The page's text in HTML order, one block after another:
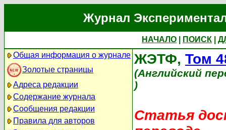
Журнал
НАЧАЛО ПОИСК
Общая информация о журнале
Золотые страницы
Адреса редакции
Содержание журнала
Сообщения редакции
Правила для авторов
ЖЭТФ, Том
(Английский
)
Статья